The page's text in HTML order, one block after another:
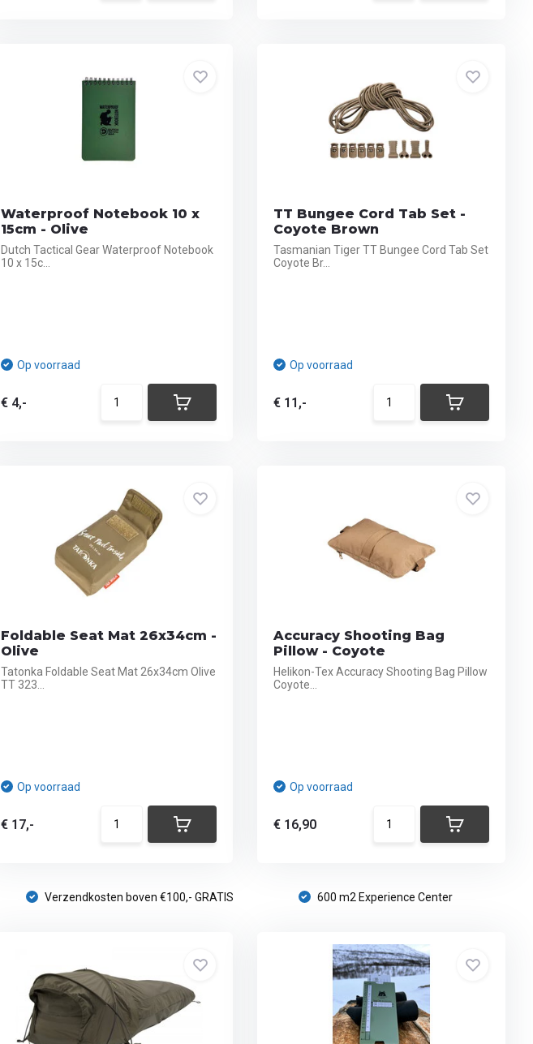
Waterproof Notebook 10 x
15cm - Olive
Dutch Tactical Gear Waterproof Notebook
10 x 15c...
Op voorraad
€ 4,-
TT Bungee Cord Tab Set -
Coyote Brown
Tasmanian Tiger TT Bungee Cord Tab Set
Coyote Br...
Op voorraad
€ 11,-
Foldable Seat Mat 26x34cm -
Olive
Tatonka Foldable Seat Mat 26x34cm Olive
TT 323...
Op voorraad
€ 17,-
Accuracy Shooting Bag
Pillow - Coyote
Helikon-Tex Accuracy Shooting Bag Pillow
Coyote...
Op voorraad
€ 16,90
Verzendkosten boven €100,- GRATIS 600 m2 Experience Center